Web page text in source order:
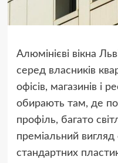
Алюмінієві вікна
серед власників
офісів, магазинів і
обирають там, де
профіль, багато
преміальний вигляд
стандартних